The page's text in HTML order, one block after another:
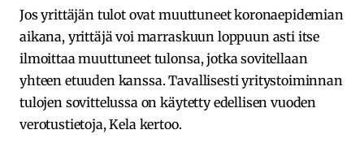
Jos yrittäjän tulot ovat muuttuneet koronaepidemian
aikana, yrittäjä voi marraskuun loppuun asti itse
ilmoittaa muuttuneet tulonsa, jotka sovitellaan
yhteen etuuden kanssa. Tavallisesti yritystoiminnan
tulojen sovittelussa on käytetty edellisen vuoden
verotustietoja, Kela kertoo.